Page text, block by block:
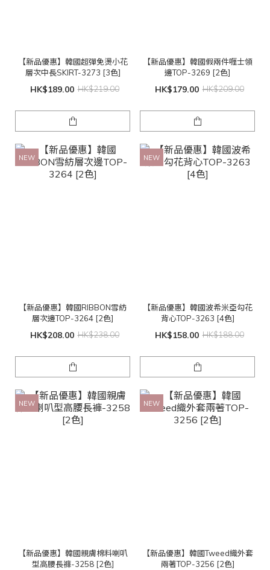
【新品優惠】韓國超彈免燙小花
層次中長SKIRT-3273 [3色]
HK$189.00 HK$219.00
【新品優惠】韓國假兩件喱士領
邊TOP-3269 [2色]
HK$179.00 HK$209.00
NEW
【新品優惠】韓國RIBBON雪紡
層次邊TOP-3264 [2色]
HK$208.00 HK$238.00
NEW
【新品優惠】韓國波希米亞勾花
背心TOP-3263 [4色]
HK$158.00 HK$188.00
NEW
【新品優惠】韓國親膚棉料喇叭
型高腰長褲-3258 [2色]
NEW
【新品優惠】韓國Tweed織外套
兩著TOP-3256 [2色]